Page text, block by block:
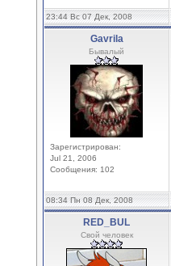
23:44 Вс 07 Дек, 2008
Gavrila
Бывалый
Зарегистрирован:
Jul 21, 2006
Сообщения: 102
08:34 Пн 08 Дек, 2008
RED_BUL
Свой человек